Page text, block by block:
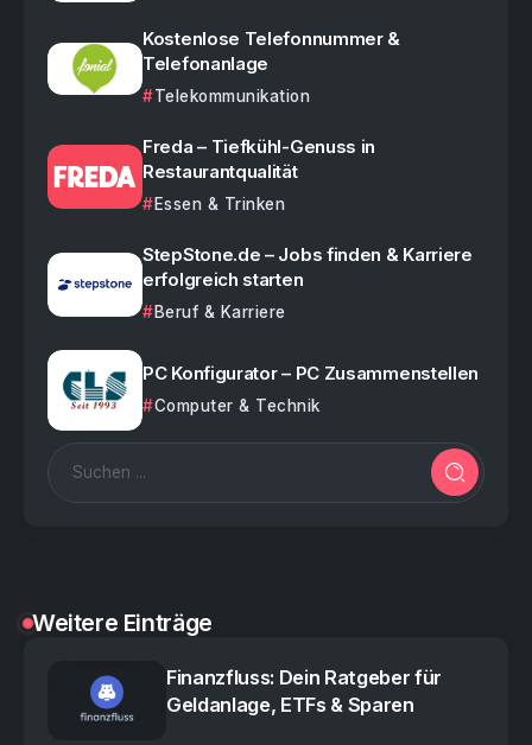
Kostenlose Telefonnummer &
Telefonanlage
Telekommunikation
Freda – Tiefkühl-Genuss in
Restaurantqualität
Essen & Trinken
StepStone.de – Jobs finden & Karriere
erfolgreich starten
Beruf & Karriere
PC Konfigurator – PC Zusammenstellen
Computer & Technik
Weitere Einträge
Finanzfluss: Dein Ratgeber für
Geldanlage, ETFs & Sparen